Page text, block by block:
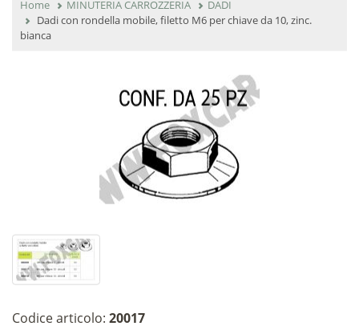
Home MINUTERIA CARROZZERIA
DADI
Dadi con rondella mobile, filetto M6 per chiave da 10, zinc.
bianca
Codice articolo: 20017